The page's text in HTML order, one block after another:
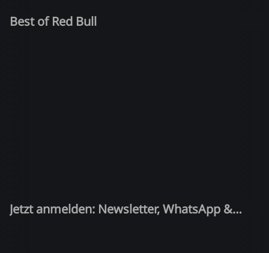
Best of Red Bull
Jetzt anmelden: Newsletter, WhatsApp &